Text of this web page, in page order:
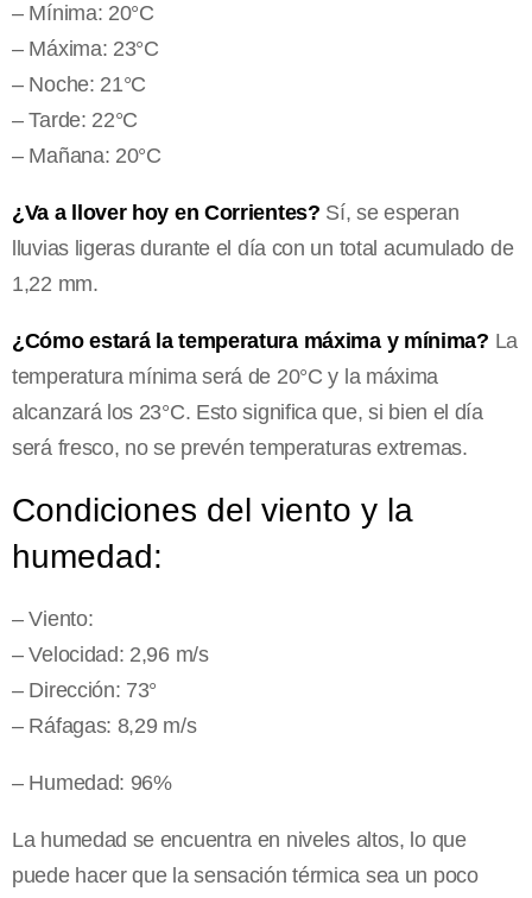
– Mínima: 20°C
– Máxima: 23°C
– Noche: 21°C
– Tarde: 22°C
– Mañana: 20°C
¿Va a llover hoy en Corrientes? Sí, se esperan
lluvias ligeras durante el día con un total acumulado de
1,22 mm.
¿Cómo estará la temperatura máxima y mínima? La
temperatura mínima será de 20°C y la máxima
alcanzará los 23°C. Esto significa que, si bien el día
será fresco, no se prevén temperaturas extremas.
Condiciones del viento y la
humedad:
– Viento:
– Velocidad: 2,96 m/s
– Dirección: 73°
– Ráfagas: 8,29 m/s
– Humedad: 96%
La humedad se encuentra en niveles altos, lo que
puede hacer que la sensación térmica sea un poco